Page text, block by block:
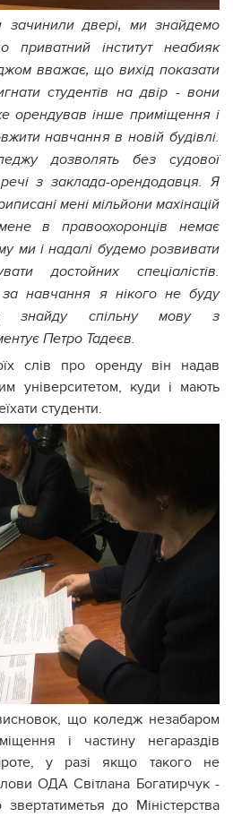
двері, ми знайдемо
приватний інститут неабияк
вважає, що вихід показати
студентів на двір - вони
орендував інше приміщення і
навчання в новій будівлі.
дозволять без судової
з заклада-орендодавця. Я
мені мільйони махінацій
в правоохоронців немає
ми і надалі будемо розвивати
достойних спеціалістів.
за навчання я нікого не буду
і знайду спільну мову з
Петро Тадеєв.
слів про оренду він надав
університетом, куди і мають
студенти.
що коледж незабаром
і частину негараздів
у разі якщо такого не
ОДА Світлана Богатирчук -
до Міністерства